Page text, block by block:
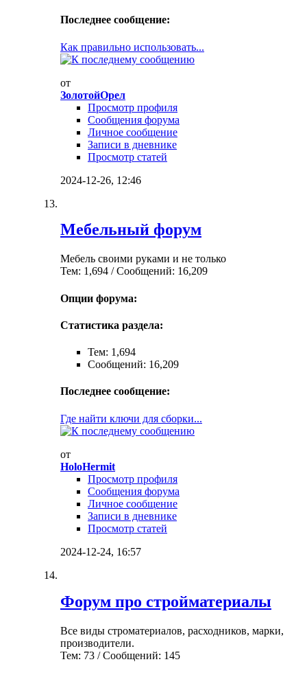
Последнее сообщение:
Как правильно использовать...
от
ЗолотойОрел
Просмотр профиля
Сообщения форума
Личное сообщение
Записи в дневнике
Просмотр статей
2024-12-26, 12:46
Мебельный форум
Мебель своими руками и не только
Тем: 1,694 / Сообщений: 16,209
Опции форума:
Статистика раздела:
Тем: 1,694
Сообщений: 16,209
Последнее сообщение:
Где найти ключи для сборки...
от
HoloHermit
Просмотр профиля
Сообщения форума
Личное сообщение
Записи в дневнике
Просмотр статей
2024-12-24, 16:57
Форум про стройматериалы
Все виды строматериалов, расходников, марки,
производители.
Тем: 73 / Сообщений: 145